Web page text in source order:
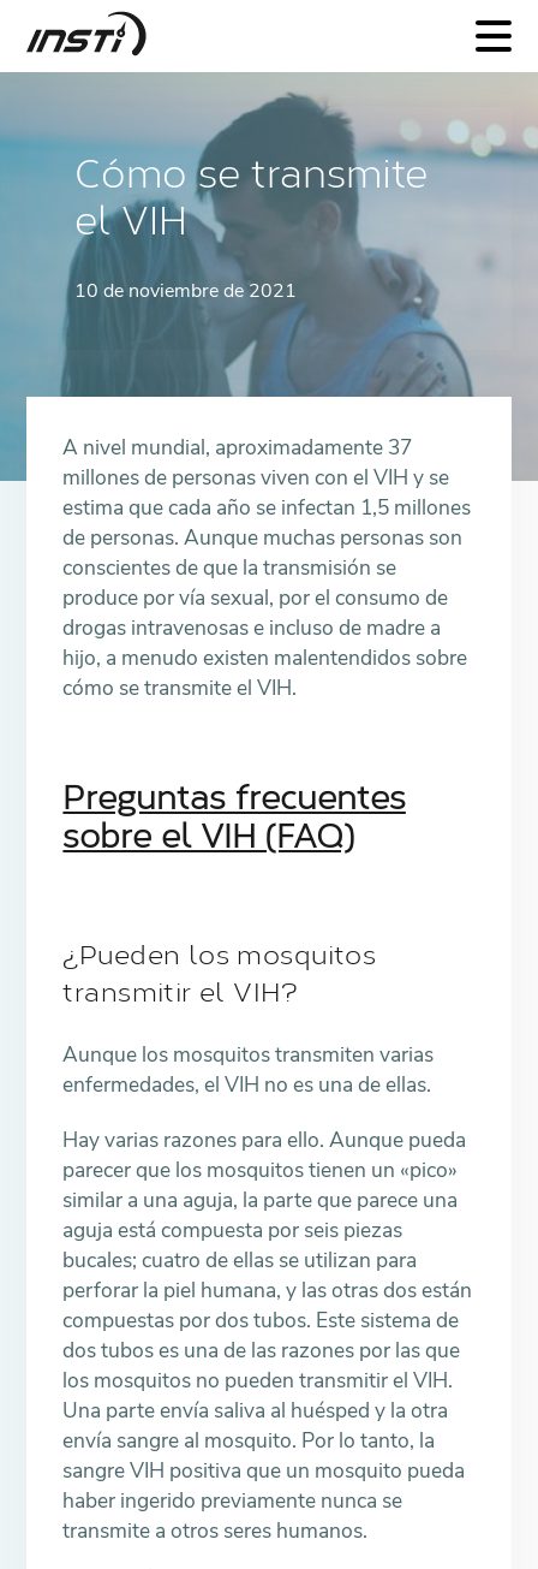
Cómo se transmite
el VIH
10 de noviembre de 2021
A nivel mundial, aproximadamente 37
millones de personas viven con el VIH y se
estima que cada año se infectan 1,5 millones
de personas. Aunque muchas personas son
conscientes de que la transmisión se
produce por vía sexual, por el consumo de
drogas intravenosas e incluso de madre a
hijo, a menudo existen malentendidos sobre
cómo se transmite el VIH.
Preguntas frecuentes
sobre el VIH (FAQ)
¿Pueden los mosquitos
transmitir el VIH?
Aunque los mosquitos transmiten varias
enfermedades, el VIH no es una de ellas.
Hay varias razones para ello. Aunque pueda
parecer que los mosquitos tienen un «pico»
similar a una aguja, la parte que parece una
aguja está compuesta por seis piezas
bucales; cuatro de ellas se utilizan para
perforar la piel humana, y las otras dos están
compuestas por dos tubos. Este sistema de
dos tubos es una de las razones por las que
los mosquitos no pueden transmitir el VIH.
Una parte envía saliva al huésped y la otra
envía sangre al mosquito. Por lo tanto, la
sangre VIH positiva que un mosquito pueda
haber ingerido previamente nunca se
transmite a otros seres humanos.